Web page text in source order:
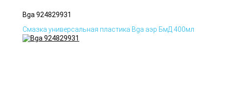
Bga 924829931
Смазка универсальная пластика Bga аэр БмД 400мл